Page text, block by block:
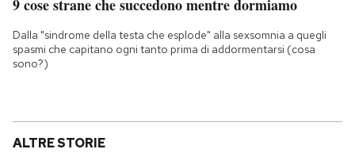
9 cose strane che succedono mentre dormiamo
Dalla "sindrome della testa che esplode" alla sexsomnia a quegli
spasmi che capitano ogni tanto prima di addormentarsi (cosa
sono?)
ALTRE STORIE